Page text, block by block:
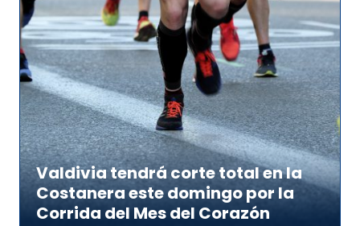
Valdivia tendrá corte total en la
Costanera este domingo por la
Corrida del Mes del Corazón